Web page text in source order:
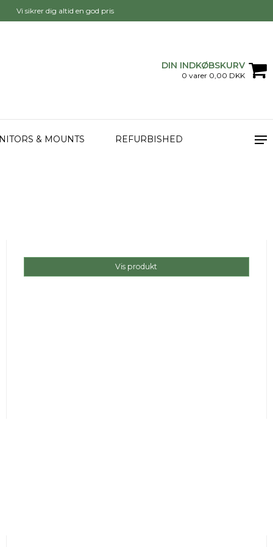
Vi sikrer dig altid en god pris
DIN INDKØBSKURV
0 varer 0,00 DKK
& MOUNTS REFURBISHED
Vis produkt